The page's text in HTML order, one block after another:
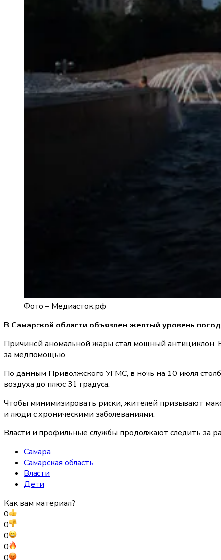
Фото – Медиасток.рф
В Самарской области объявлен желтый уровень
Причиной аномальной жары стал мощный антициклон. В
за медпомощью.
По данным Приволжского УГМС, в ночь на 10 июля
воздуха до плюс 31 градуса.
Чтобы минимизировать риски, жителей призывают
и люди с хроническими заболеваниями.
Власти и профильные службы продолжают следить за
Самара
Самарская область
Власти
Дети
Как вам материал?
0
0
0
0
0